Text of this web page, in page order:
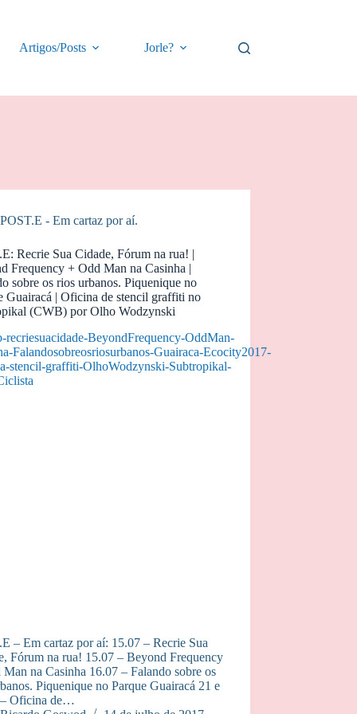
Artigos/Posts Jorle?
POST.E - Em cartaz por aí.
Recrie Sua Cidade, Fórum na rua! |
Frequency + Odd Man na Casinha |
sobre os rios urbanos. Piquenique no
Guairacá | Oficina de stencil graffiti no
(CWB) por Olho Wodzynski
– Em cartaz por aí: 15.07 – Recrie Sua
Fórum na rua! 15.07 – Beyond Frequency
na Casinha 16.07 – Falando sobre os
Piquenique no Parque Guairacá 21 e
Oficina de…